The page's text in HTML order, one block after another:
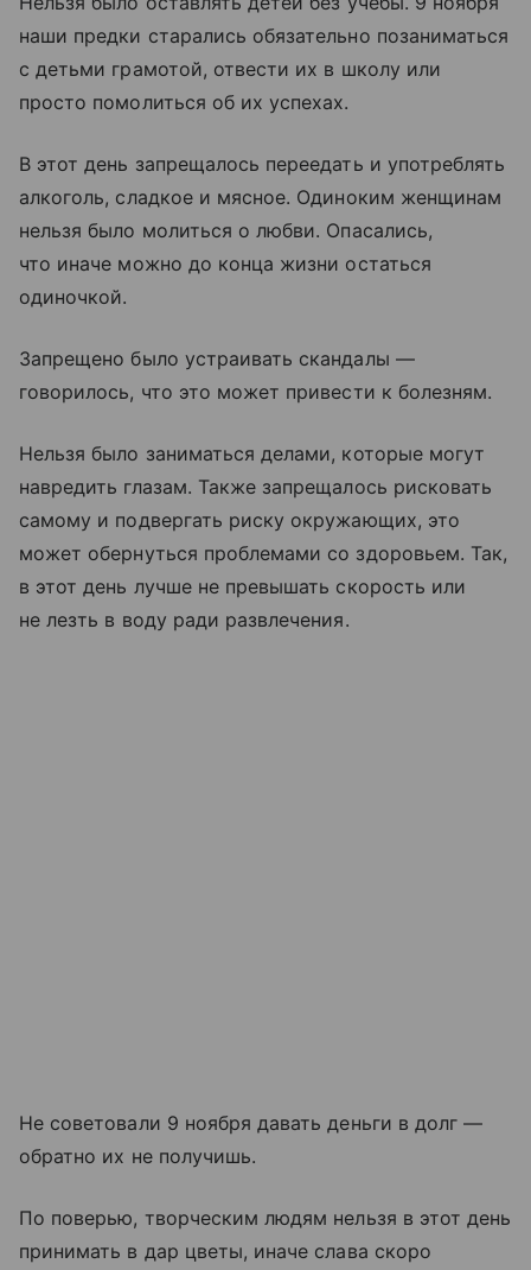
наши предки старались обязательно позаниматься
с детьми грамотой, отвести их в школу или
просто помолиться об их успехах.
В этот день запрещалось переедать и употреблять
алкоголь, сладкое и мясное. Одиноким женщинам
нельзя было молиться о любви. Опасались,
что иначе можно до конца жизни остаться
одиночкой.
Запрещено было устраивать скандалы —
говорилось, что это может привести к болезням.
Нельзя было заниматься делами, которые могут
навредить глазам. Также запрещалось рисковать
самому и подвергать риску окружающих, это
может обернуться проблемами со здоровьем. Так,
в этот день лучше не превышать скорость или
не лезть в воду ради развлечения.
Не советовали 9 ноября давать деньги в долг —
обратно их не получишь.
По поверью, творческим людям нельзя в этот день
принимать в дар цветы, иначе слава скоро